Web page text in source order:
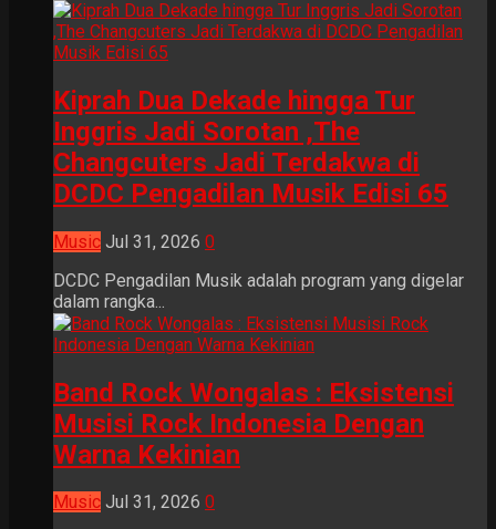
Kiprah Dua Dekade hingga Tur
Inggris Jadi Sorotan ,The
Changcuters Jadi Terdakwa di
DCDC Pengadilan Musik Edisi 65
Music Jul 31, 2026 0
DCDC Pengadilan Musik adalah program yang digelar
dalam rangka...
Band Rock Wongalas : Eksistensi
Musisi Rock Indonesia Dengan
Warna Kekinian
Music Jul 31, 2026 0